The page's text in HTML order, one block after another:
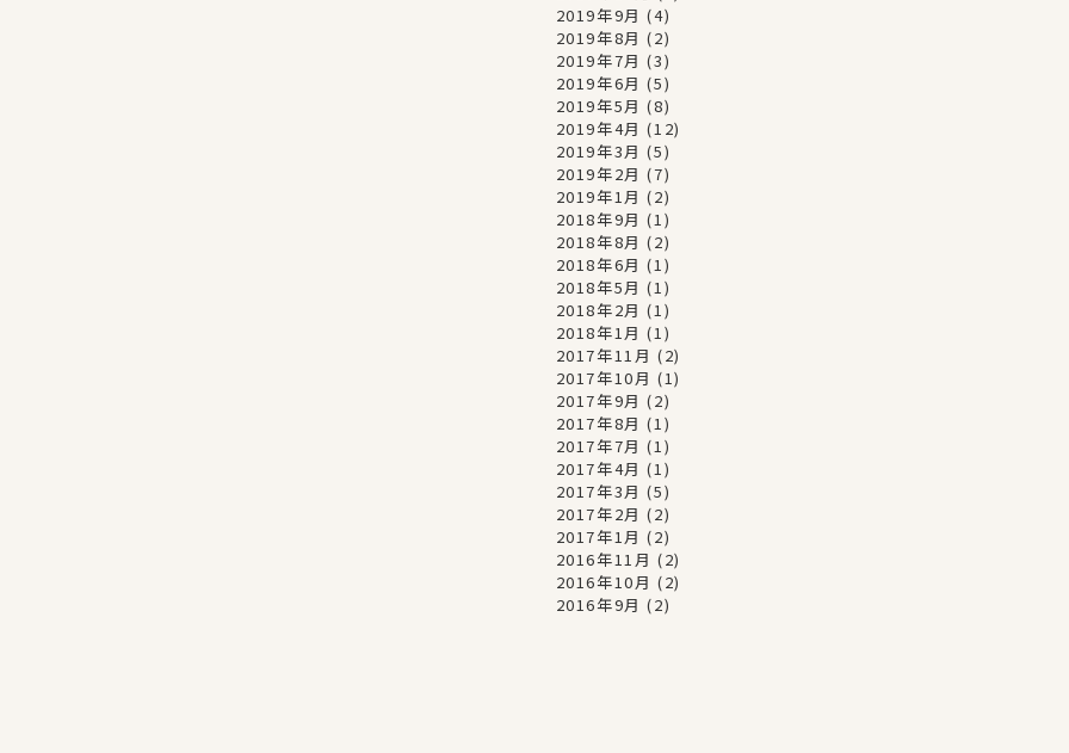
2019年9月 (4)
2019年8月 (2)
2019年7月 (3)
2019年6月 (5)
2019年5月 (8)
2019年4月 (12)
2019年3月 (5)
2019年2月 (7)
2019年1月 (2)
2018年9月 (1)
2018年8月 (2)
2018年6月 (1)
2018年5月 (1)
2018年2月 (1)
2018年1月 (1)
2017年11月 (2)
2017年10月 (1)
2017年9月 (2)
2017年8月 (1)
2017年7月 (1)
2017年4月 (1)
2017年3月 (5)
2017年2月 (2)
2017年1月 (2)
2016年11月 (2)
2016年10月 (2)
2016年9月 (2)